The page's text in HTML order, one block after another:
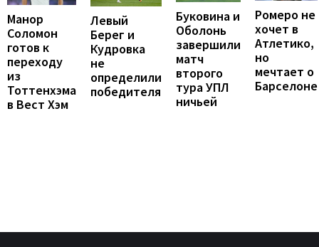
Манор
Соломон
готов к
переходу
из
Тоттенхэма
в Вест Хэм
Левый
Берег и
Кудровка
не
определили
победителя
Буковина и
Оболонь
завершили
матч
второго
тура УПЛ
ничьей
Ромеро не
хочет в
Атлетико,
но
мечтает о
Барселоне